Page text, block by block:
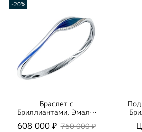
-20%
Браслет с
Бриллиантами, Эмаль,
Br0123-21/1
608 000 ₽ 760 000 ₽